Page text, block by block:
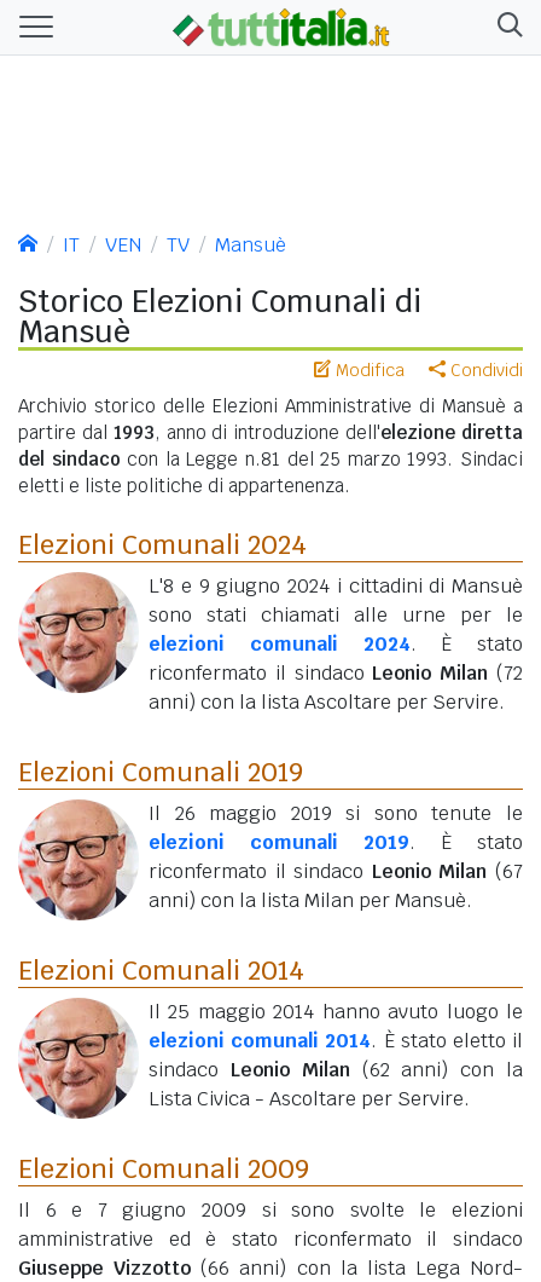
IT VEN TV Mansuè
Storico Elezioni Comunali di
Mansuè
Modifica Condividi
Archivio storico delle Elezioni Amministrative di Mansuè a
partire dal 1993, anno di introduzione dell'elezione diretta
del sindaco con la Legge n.81 del 25 marzo 1993. Sindaci
eletti e liste politiche di appartenenza.
Elezioni Comunali 2024
L'8 e 9 giugno 2024 i cittadini di Mansuè
sono stati chiamati alle urne per le
elezioni comunali 2024. È stato
riconfermato il sindaco Leonio Milan (72
anni) con la lista Ascoltare per Servire.
Elezioni Comunali 2019
Il 26 maggio 2019 si sono tenute le
elezioni comunali 2019. È stato
riconfermato il sindaco Leonio Milan (67
anni) con la lista Milan per Mansuè.
Elezioni Comunali 2014
Il 25 maggio 2014 hanno avuto luogo le
elezioni comunali 2014. È stato eletto il
sindaco Leonio Milan (62 anni) con la
Lista Civica - Ascoltare per Servire.
Elezioni Comunali 2009
Il 6 e 7 giugno 2009 si sono svolte le elezioni
amministrative ed è stato riconfermato il sindaco
Giuseppe Vizzotto (66 anni) con la lista Lega Nord-